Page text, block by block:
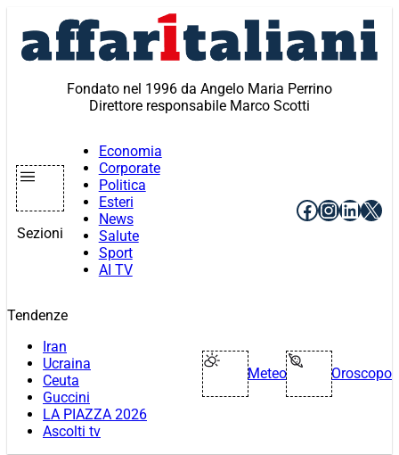
contenuto
Fondato nel 1996 da Angelo Maria Perrino
Direttore responsabile Marco Scotti
Sezioni
Economia
Corporate
Politica
Esteri
News
Salute
Sport
AI TV
Facebook
X
Tendenze
Iran
Ucraina
Ceuta
Guccini
LA PIAZZA 2026
Ascolti tv
Meteo Oroscopo